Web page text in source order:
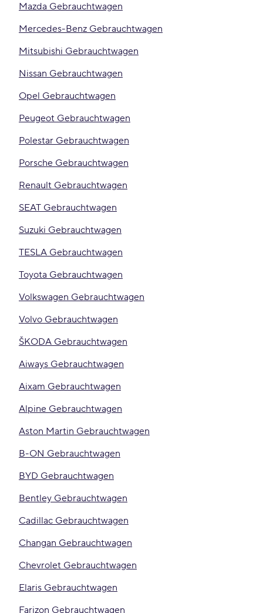
Mazda Gebrauchtwagen
Mercedes-Benz Gebrauchtwagen
Mitsubishi Gebrauchtwagen
Nissan Gebrauchtwagen
Opel Gebrauchtwagen
Peugeot Gebrauchtwagen
Polestar Gebrauchtwagen
Porsche Gebrauchtwagen
Renault Gebrauchtwagen
SEAT Gebrauchtwagen
Suzuki Gebrauchtwagen
TESLA Gebrauchtwagen
Toyota Gebrauchtwagen
Volkswagen Gebrauchtwagen
Volvo Gebrauchtwagen
ŠKODA Gebrauchtwagen
Aiways Gebrauchtwagen
Aixam Gebrauchtwagen
Alpine Gebrauchtwagen
Aston Martin Gebrauchtwagen
B-ON Gebrauchtwagen
BYD Gebrauchtwagen
Bentley Gebrauchtwagen
Cadillac Gebrauchtwagen
Changan Gebrauchtwagen
Chevrolet Gebrauchtwagen
Elaris Gebrauchtwagen
Farizon Gebrauchtwagen